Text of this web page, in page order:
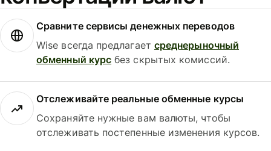
Сравните сервисы денежных переводов
Wise всегда предлагает среднерыночный
обменный курс без скрытых комиссий.
Отслеживайте реальные обменные курсы
Сохраняйте нужные вам валюты, чтобы
отслеживать постепенные изменения курсов.